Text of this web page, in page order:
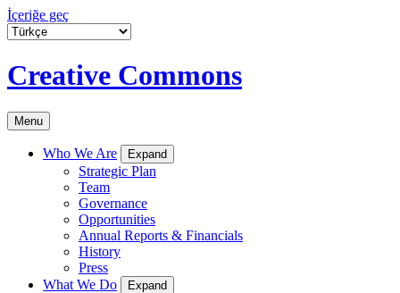
İçeriğe geç
Creative Commons
Menu
Who We Are Expand
Strategic Plan
Team
Governance
Opportunities
Annual Reports & Financials
History
Press
What We Do
Expand